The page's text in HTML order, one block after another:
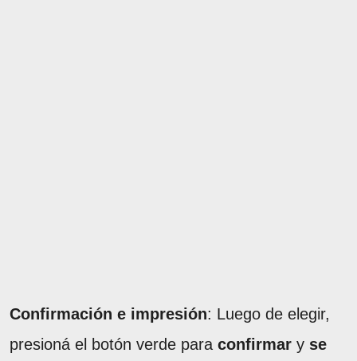
Confirmación e impresión: Luego de elegir,
presioná el botón verde para confirmar y se